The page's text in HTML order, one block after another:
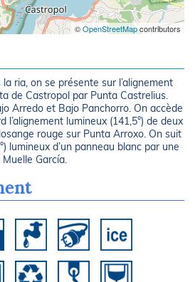
©OpenStreetMapcontributors
ria, on se présente sur l’alignement
de Castropol par Punta Castrelius.
Arredo et Bajo Panchorro. On accède
l’alignement lumineux (141,5°) de deux
rouge sur Punta Arroxo. On suit
lumineux d’un panneau blanc par une
García.